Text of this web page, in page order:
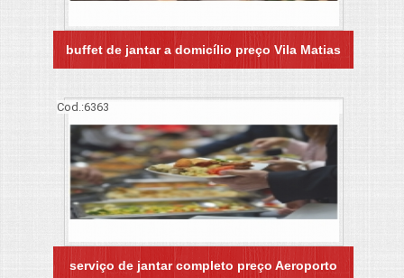
buffet de jantar a domicílio preço Vila Matias
Cod.:6363
serviço de jantar completo preço Aeroporto